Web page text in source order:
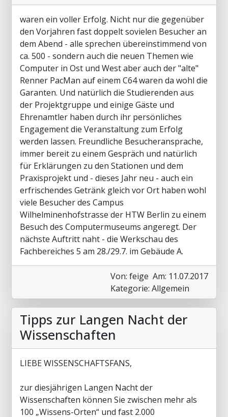
waren ein voller Erfolg. Nicht nur die gegenüber
den Vorjahren fast doppelt sovielen Besucher an
dem Abend - alle sprechen übereinstimmend von
ca. 500 - sondern auch die neuen Themen wie
Computer in Ost und West aber auch der "alte"
Renner PacMan auf einem C64 waren da wohl die
Garanten. Und natürlich die Studierenden aus
der Projektgruppe und einige Gäste und
Ehrenamtler haben durch ihr persönliches
Engagement die Veranstaltung zum Erfolg
werden lassen. Freundliche Besucheransprache,
immer bereit zu einem Gespräch und natürlich
für Erklärungen zu den Stationen und dem
Praxisprojekt und - dieses Jahr neu - auch ein
erfrischendes Getränk gleich vor Ort haben wohl
viele Besucher des Campus
Wilhelminenhofstrasse der HTW Berlin zu einem
Besuch des Computermuseums angeregt. Der
nächste Auftritt naht - die Werkschau des
Fachbereiches 5 am 28./29.7. im Gebäude A.
Von: feige Am: 11.07.2017
Kategorie: Allgemein
Tipps zur Langen Nacht der
Wissenschaften
LIEBE WISSENSCHAFTSFANS,
zur diesjährigen Langen Nacht der
Wissenschaften können Sie zwischen mehr als
100 „Wissens-Orten“ und fast 2.000